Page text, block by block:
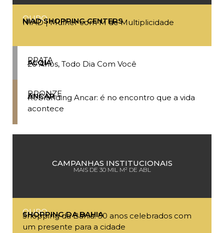
OURO
NIAD SHOPPING CENTERS
NIAD | Mulher com M de Multiplicidade
PRATA
ALQIA
20 Anos, Todo Dia Com Você
BRONZE
ANCAR
Rebranding Ancar: é no encontro que a vida
acontece
CAMPANHAS INSTITUCIONAIS
MAIS DE 30 MIL M² DE ABL
OURO
SHOPPING DA BAHIA
Shopping da Bahia: 50 anos celebrados com
um presente para a cidade